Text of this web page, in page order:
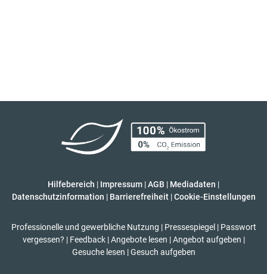
Hilfebereich | Impressum |AGB | Mediadaten |
Datenschutzinformation | Barrierefreiheit | Cookie-Einstellungen
Professionelle und gewerbliche Nutzung | Pressespiegel | Passwort
vergessen? | Feedback | Angebote lesen | Angebot aufgeben |
Gesuche lesen | Gesuch aufgeben